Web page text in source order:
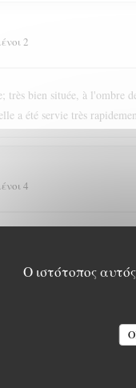
Ο ιστότοπος
2
très bien située, à
a été servie très
4
restaurant, bonne
3
Versailles!